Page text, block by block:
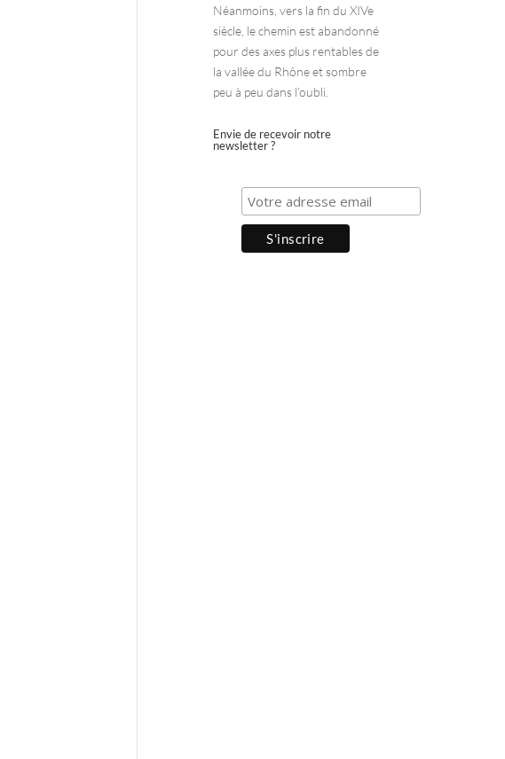
Néanmoins, vers la fin du XIVe
siècle, le chemin est abandonné
pour des axes plus rentables de
la vallée du Rhône et sombre
peu à peu dans l’oubli.
Envie de recevoir notre
newsletter ?